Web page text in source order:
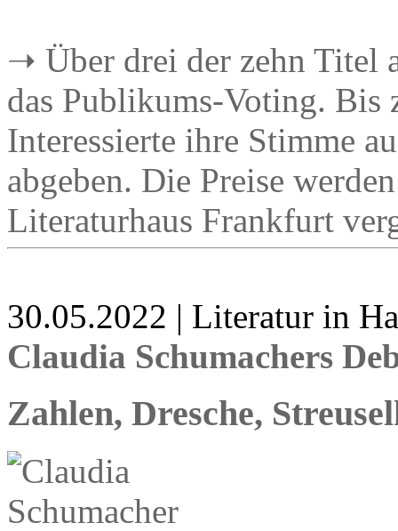
➝ Über drei der zehn Titel
das Publikums-Voting. Bis
Interessierte ihre Stimme
abgeben. Die Preise
Literaturhaus Frankfurt
30.05.2022 | Literatur in
Claudia Schumachers
Zahlen, Dresche,